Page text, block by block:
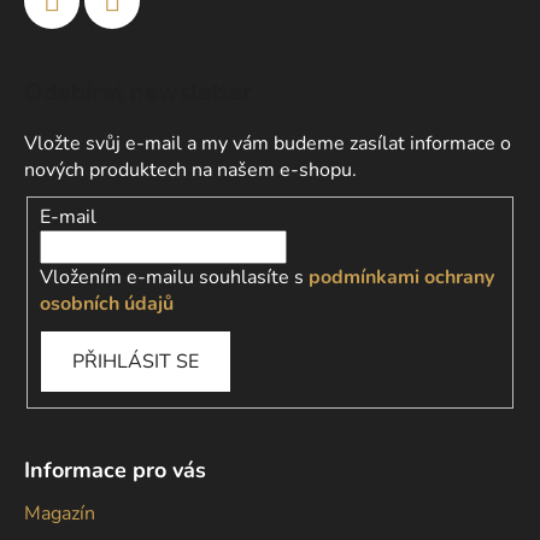
Vložte svůj e-mail a my vám budeme zasílat informace o
nových produktech na našem e-shopu.
E-mail
Vložením e-mailu souhlasíte s podmínkami ochrany
osobních údajů
PŘIHLÁSIT SE
Informace pro vás
Magazín